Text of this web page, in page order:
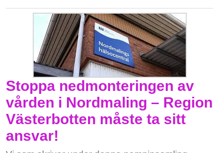
Stoppa nedmonteringen av
vården i Nordmaling – Region
Västerbotten måste ta sitt
ansvar!